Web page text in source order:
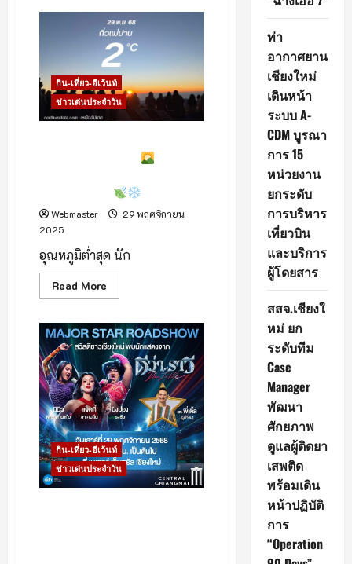
แล้ว!
เทศกาล
ภาพยนตร์
นานาชาติ
เชียงใหม่
ครั้ง
ที่
1
International
2025
กิน-เที่ยว-อีเว้นท์
ข่าวเด่นประจำวัน
Webmaster
29 พฤศจิกายน
2025
อุณหภูมิต่ำสุด นัก
Read More
more
จับใจ
!
เช้า
29
พฤศจิกายน
2568
เวลา
7.00
น.
ยอด
ดอย
อิน
ทน
นท์
กิน-เที่ยว-อีเว้นท์
ข่าวเด่นประจำวัน
ท่า
อากาศยาน
เชียงใหม่
เดินหน้า
ระบบ A-
CDM บูรณา
การ 15
หน่วยงาน
ยกระดับ
การบริหาร
เที่ยวบิน
และบริการ
ผู้โดยสาร
สสจ.เชียงใ
หม่ ยก
ระดับทีม
Case
Manager
พัฒนา
ศักยภาพ
ดูแลผู้ติดยา
เสพติด
พร้อมเดิน
หน้าปฏิบัติ
การ
“Operation